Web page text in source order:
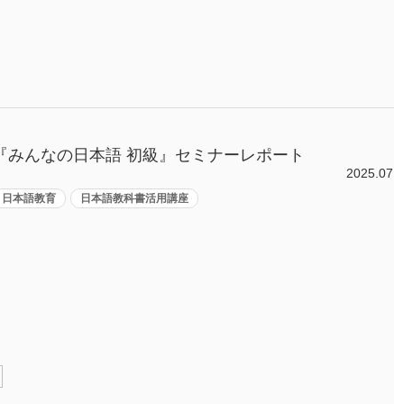
『みんなの日本語 初級』セミナーレポート
日本語教育 日本語教科書活用講座